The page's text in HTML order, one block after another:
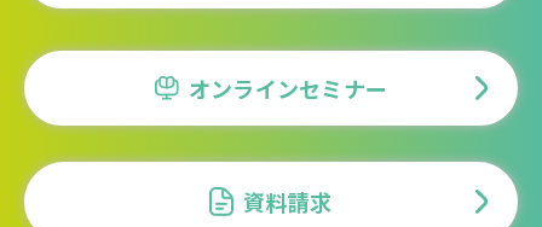
オンラインセミナー
資料請求